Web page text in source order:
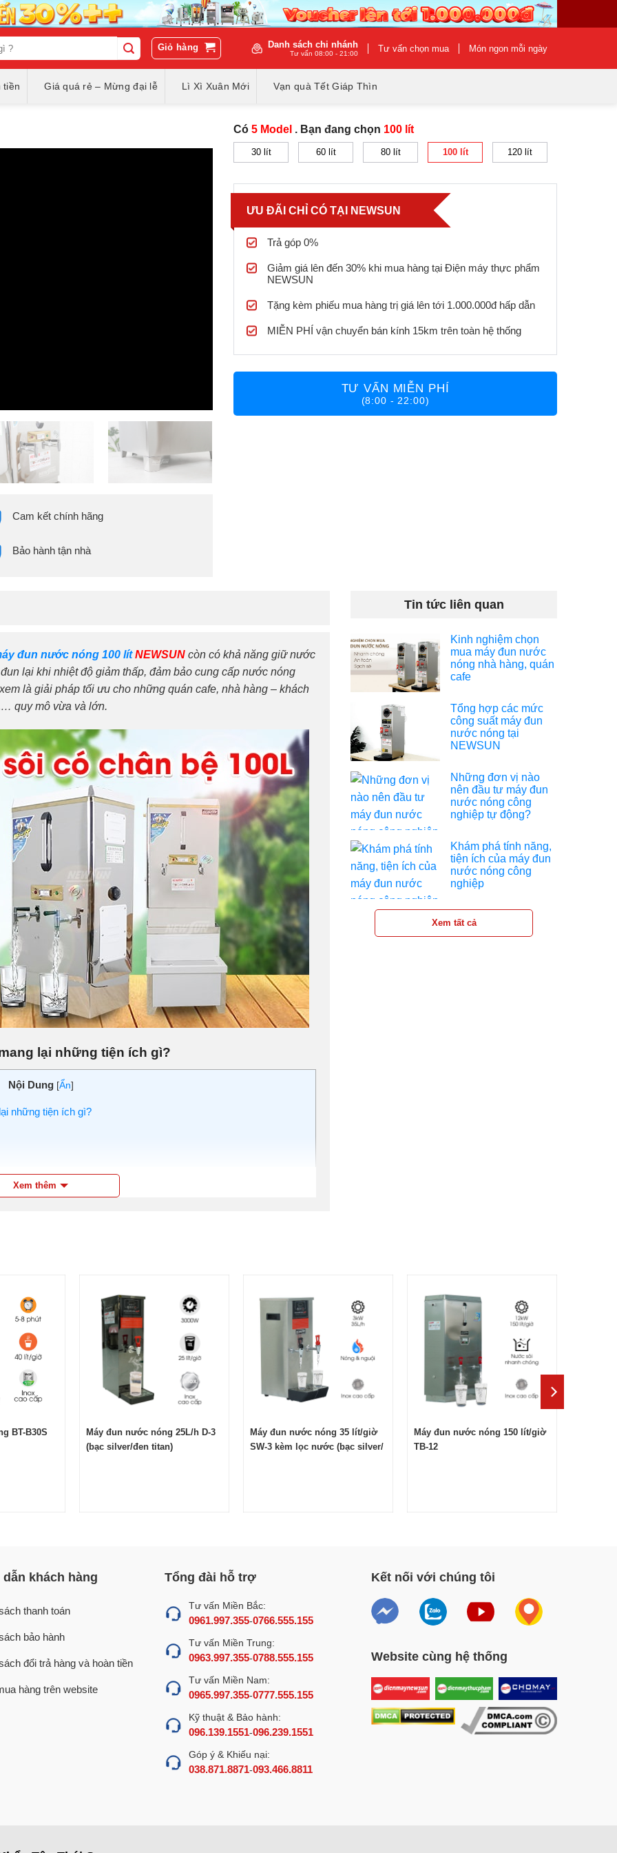
Giỏ hàng Danh sách chi nhánh
Tư vấn 08:00 - 21:00 Tư vấn chọn mua Món ngon mỗi ngày
tiền Giá quá rẻ – Mừng đại lễ Lì Xì Xuân Mới Vạn quà Tết Giáp Thìn
Cam kết chính hãng
Bảo hành tận nhà
Có 5 Model . Bạn đang chọn 100 lít
30 lít 60 lít 80 lít 100 lít 120 lít
ƯU ĐÃI CHỈ CÓ TẠI NEWSUN
Trả góp 0%
Giảm giá lên đến 30% khi mua hàng tại Điện máy thực phẩm
NEWSUN
Tặng kèm phiếu mua hàng trị giá lên tới 1.000.000đ hấp dẫn
MIỄN PHÍ vận chuyển bán kính 15km trên toàn hệ thống
TƯ VẤN MIỄN PHÍ
(8:00 - 22:00)
đun nước nóng 100 lít NEWSUN còn có khả năng giữ nước
lại khi nhiệt độ giảm thấp, đảm bảo cung cấp nước nóng
là giải pháp tối ưu cho những quán cafe, nhà hàng – khách
quy mô vừa và lớn.
lại những tiện ích gì?
Nội Dung [Ẩn]
những tiện ích gì?
giữ nóng tốt
nhanh chóng
thì việc đầu tư một chiếcmáy đun nước nóng
tự động là rất
hay bếp gas sẽ rất vất vả và tốn nhiều thời gian, chất lượng
máy đun nước nóng 100 lít
sẽ giải quyết tất cả
còn sở hữu nhiều ưu điểm nổi trội
Xem thêm
Tin tức liên quan
Kinh nghiệm chọn
mua máy đun nước
nóng nhà hàng, quán
cafe
Tổng hợp các mức
công suất máy đun
nước nóng tại
NEWSUN
Những đơn vị nào
nên đầu tư máy đun
nước nóng công
nghiệp tự động?
Khám phá tính năng,
tiện ích của máy đun
nước nóng công
nghiệp
Xem tất cả
BT-B30S
Máy đun nước nóng 25L/h D-3
(bạc silver/đen titan)
Máy đun nước nóng 35 lít/giờ
SW-3 kèm lọc nước (bạc silver/
Máy đun nước nóng 150 lít/giờ
TB-12
khách hàng
thanh toán
bảo hành
đổi trả hàng và hoàn tiền
hàng trên website
Tổng đài hỗ trợ
Tư vấn Miền Bắc:
0961.997.355-0766.555.155
Tư vấn Miền Trung:
0963.997.355-0788.555.155
Tư vấn Miền Nam:
0965.997.355-0777.555.155
Kỹ thuật & Bảo hành:
096.139.1551-096.239.1551
Góp ý & Khiếu nại:
038.871.8871-093.466.8811
Kết nối với chúng tôi
Website cùng hệ thống